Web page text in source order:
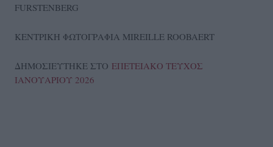
FURSTENBERG
ΚΕΝΤΡΙΚΗ ΦΩΤΟΓΡΑΦΙΑ MIREILLE ROOBAERT
ΔΗΜΟΣΙΕΥΤΗΚΕ ΣΤΟ ΕΠΕΤΕΙΑΚΟ ΤΕΥΧΟΣ
ΙΑΝΟΥΑΡΙΟΥ 2026